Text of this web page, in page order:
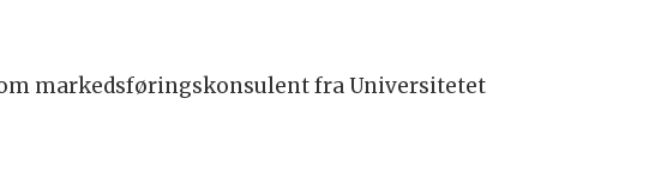
markedsføringskonsulent fra Universitetet